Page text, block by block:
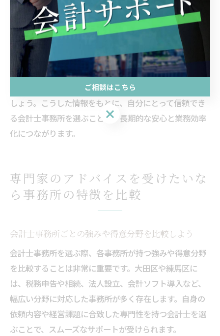
対応してきたか、実績や事例を確認することも欠かせま
せん。
特に大田区や練馬区の税理士事務所では、相続や法人
税、確定申告など多様なニーズに対応できる体制が求め
られます。サポート品質を見極める際は、無料相談の活
用や顧客の声、過去の対応事例を積極的にチェックしま
しょう。こうした情報をもとに、自分にとって信頼でき
る会計士事務所を選ぶことが、長期的な安心と業務効率
化につながります。
専門家のアドバイスを受けたいな
ら事務所の特徴を比較
会計士事務所ごとの強みや得意分野を比較しよう
会計士事務所を選ぶ際、各事務所が持つ強みや得意分野
を比較することは非常に重要です。大田区や練馬区に
は、税務申告や相続、法人設立、会計ソフト導入など、
幅広い分野に対応した事務所が多く存在します。自身の
依頼内容や経営課題に合致した専門性を持つ会計士を選
ぶことで、スムーズなサポートが受けられます。
ご相談はこちら
ご相談はこちら